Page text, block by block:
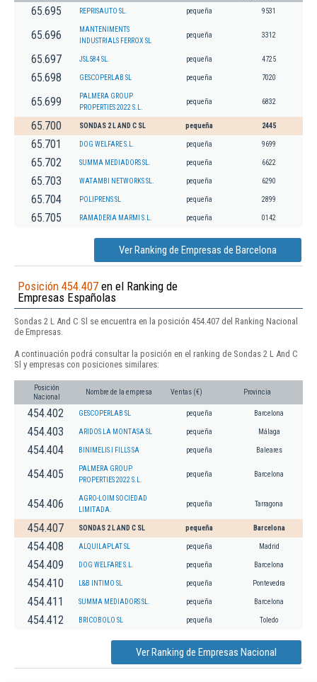
65.695 REPRISAUTO SL. pequeña 9531
65.696
MANTENIMENTS
INDUSTRIALS FERROX SL
pequeña 3312
65.697 JSL584 SL. pequeña 4725
65.698 GESCOPERLAB SL pequeña 7020
65.699
PALMERA GROUP
PROPERTIES 2022 S.L.
pequeña 6832
65.700 SONDAS 2 L AND C SL pequeña 2445
65.701 DOG WELFARE S.L. pequeña 9699
65.702 SUMMA MEDIADORS SL. pequeña 6622
65.703 WATAMBI NETWORKS SL. pequeña 6290
65.704 POLIPRENS SL pequeña 2899
65.705 RAMADERIA MARMI S.L. pequeña 0142
Ver Ranking de Empresas de Barcelona
Posición 454.407 en el Ranking de
Empresas Españolas
Sondas 2 L And C Sl se encuentra en la posición 454.407 del Ranking Nacional
de Empresas.
A continuación podrá consultar la posición en el ranking de Sondas 2 L And C
Sl y empresas con posiciones similares:
Posición
Nacional
Nombre de la empresa Ventas (€) Provincia
454.402 GESCOPERLAB SL pequeña Barcelona
454.403 ARIDOS LA MONTASA SL pequeña Málaga
454.404 BINIMELIS I FILLS SA pequeña Baleares
454.405
PALMERA GROUP
PROPERTIES 2022 S.L.
pequeña Barcelona
454.406
AGRO-LOIM SOCIEDAD
LIMITADA.
pequeña Tarragona
454.407 SONDAS 2 L AND C SL pequeña Barcelona
454.408 ALQUILAPLAT SL pequeña Madrid
454.409 DOG WELFARE S.L. pequeña Barcelona
454.410 L&B INTIMO SL pequeña Pontevedra
454.411 SUMMA MEDIADORS SL. pequeña Barcelona
454.412 BRICOBOLO SL pequeña Toledo
Ver Ranking de Empresas Nacional